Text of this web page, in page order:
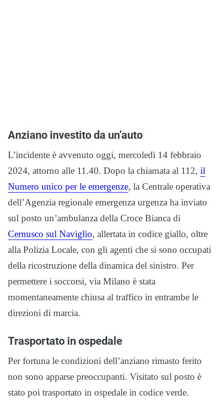
Anziano investito da un’auto
L’incidente è avvenuto oggi, mercoledì 14 febbraio
2024, attorno alle 11.40. Dopo la chiamata al 112, il
Numero unico per le emergenze, la Centrale operativa
dell’Agenzia regionale emergenza urgenza ha inviato
sul posto un’ambulanza della Croce Bianca di
Cernusco sul Naviglio, allertata in codice giallo, oltre
alla Polizia Locale, con gli agenti che si sono occupati
della ricostruzione della dinamica del sinistro. Per
permettere i soccorsi, via Milano è stata
momentaneamente chiusa al traffico in entrambe le
direzioni di marcia.
Trasportato in ospedale
Per fortuna le condizioni dell’anziano rimasto ferito
non sono apparse preoccupanti. Visitato sul posto è
stato poi trasportato in ospedale in codice verde.